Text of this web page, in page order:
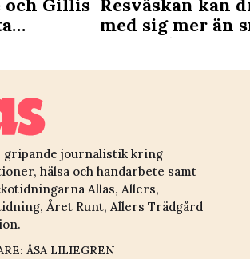
och Gillis
Vårt
Resväskan kan
med sig mer än
hem – så rengör
den
gripande journalistik kring
hälsa och handarbete samt
Allas, Allers,
Året Runt, Allers Trädgård
ÅSA LILIEGREN